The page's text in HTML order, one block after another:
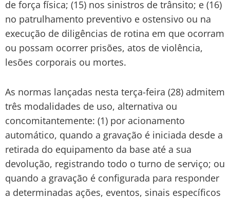
de força física; (15) nos sinistros de trânsito; e (16)
no patrulhamento preventivo e ostensivo ou na
execução de diligências de rotina em que ocorram
ou possam ocorrer prisões, atos de violência,
lesões corporais ou mortes.
As normas lançadas nesta terça-feira (28) admitem
três modalidades de uso, alternativa ou
concomitantemente: (1) por acionamento
automático, quando a gravação é iniciada desde a
retirada do equipamento da base até a sua
devolução, registrando todo o turno de serviço; ou
quando a gravação é configurada para responder
a determinadas ações, eventos, sinais específicos